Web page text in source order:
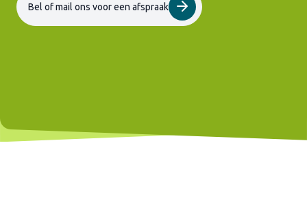
Bel of mail ons voor een afspraak